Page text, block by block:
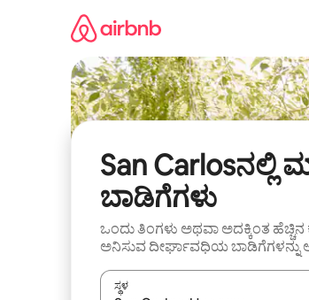
San Carlosನಲ್ಲಿ
ಬಾಡಿಗೆಗಳು
ಒಂದು ತಿಂಗಳು ಅಥವಾ ಅದಕ್ಕಿಂತ
ಅನಿಸುವ ದೀರ್ಘಾವಧಿಯ ಬಾಡಿಗೆಗಳನ್ನು
ಸ್ಥಳ